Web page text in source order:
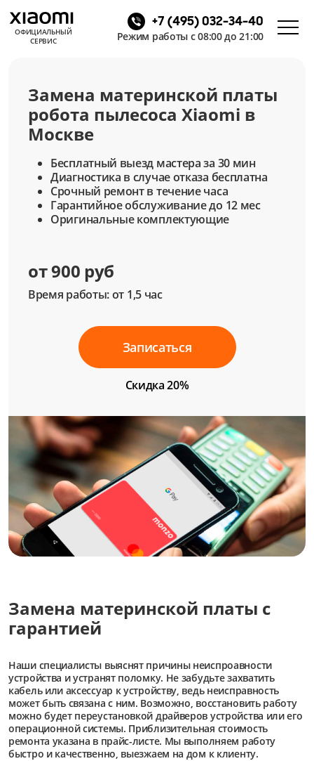
ОФИЦИАЛЬНЫЙ
СЕРВИС
+7 (495) 032-34-40
Режим работы с 08:00 до 21:00
Замена материнской платы
робота пылесоса Xiaomi в
Москве
Бесплатный выезд мастера за 30 мин
Диагностика в случае отказа бесплатна
Срочный ремонт в течение часа
Гарантийное обслуживание до 12 мес
Оригинальные комплектующие
от 900 руб
Время работы: от 1,5 час
Записаться
Скидка 20%
Замена материнской платы с
гарантией
Наши специалисты выяснят причины неиспроавности
устройства и устранят поломку. Не забудьте захватить
кабель или аксессуар к устройству, ведь неисправность
может быть связана с ним. Возможно, восстановить работу
можно будет переустановкой драйверов устройства или его
операционной системы. Приблизительная стоимость
ремонта указана в прайс-листе. Мы выполняем работу
быстро и качественно, выезжаем на дом к клиенту.